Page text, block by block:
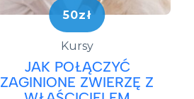
50zł
Kursy
JAK POŁĄCZYĆ
ZAGINIONE ZWIERZĘ Z